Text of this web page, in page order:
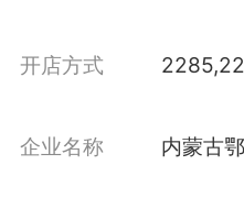
开店方式
企业名称 内蒙古